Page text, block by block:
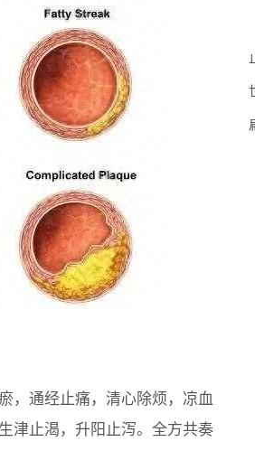
，通经止痛，清心除烦，凉血
津止渴，升阳止泻。全方共奏